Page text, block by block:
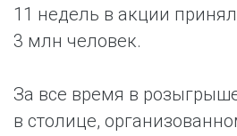
11 недель в акции
3 млн человек.
За все время в
в столице,